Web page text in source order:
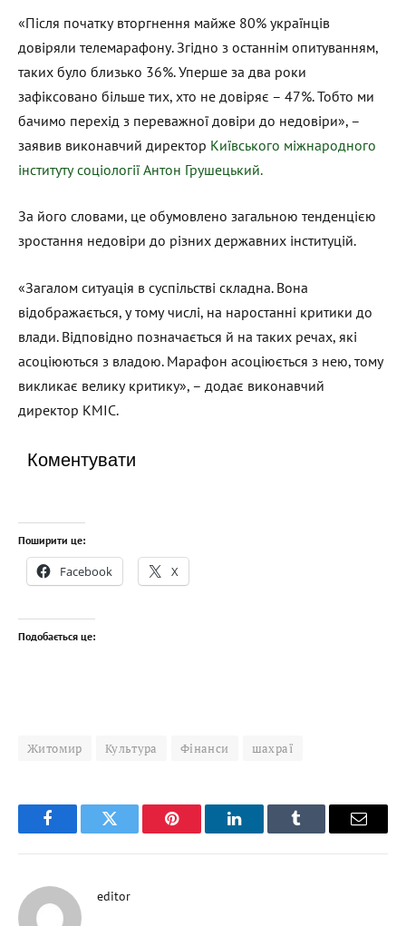
«Після початку вторгнення майже 80% українців
довіряли телемарафону. Згідно з останнім опитуванням,
таких було близько 36%. Уперше за два роки
зафіксовано більше тих, хто не довіряє – 47%. Тобто ми
бачимо перехід з переважної довіри до недовіри», –
заявив виконавчий директор Київського міжнародного
інституту соціології Антон Грушецький.
За його словами, це обумовлено загальною тенденцією
зростання недовіри до різних державних інституцій.
«Загалом ситуація в суспільстві складна. Вона
відображається, у тому числі, на наростанні критики до
влади. Відповідно позначається й на таких речах, які
асоціюються з владою. Марафон асоціюється з нею, тому
викликає велику критику», – додає виконавчий
директор КМІС.
Коментувати
Поширити це:
Facebook X
Подобається це:
Житомир Культура Фінанси шахраї
FacebookTwitter Pinterest LinkedInTumblr Email
editor